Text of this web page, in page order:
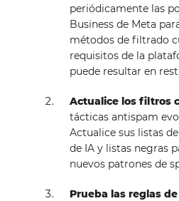
periódicamente las
Business de Meta
métodos de filtrado
requisitos de la
puede resultar en
Actualice los filtros
tácticas antispam
Actualice sus listas
de IA y listas negras
nuevos patrones de
Prueba las reglas